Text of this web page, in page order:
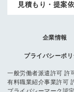
見積もり・提案
企業情報
プライバシーポ
一般労働者派遣許可
有料職業紹介事業許可